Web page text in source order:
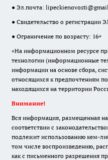
● Эл.почта:
● Свидетельство о регистрации
● Ограничение по возрасту: 16+
«На информационном ресурсе
технологии (информационные
информации на основе сбора,
относящихся к предпочтениям
находящихся на территории
Внимание!
Вся информация, размещенная
соответствии с
подлежит использованию кем-
том числе воспроизведению,
как с письменного разрешения